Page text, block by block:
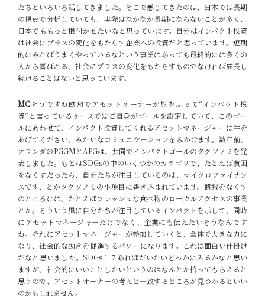
たちといろいろ話してきました。そこで感じてきたのは、日本では長期
の視点で分析していても、実際はなかなか長期にならないことが多く、
日本でももっと根付かせたいなと思っています。 自分はインパクト投資
は社会にプラスの変化をもたらす企業への投資だと思っています。短期
的にみればうまくやっているなという事業はあっても最終的には多くの
人から喜ばれる、社会にプラスの変化をもたらすものでなければ成長し
続けることはないと思っています。
MCそうですね欧州でアセットオーナーが旗をふって“インパクト投
資”と言っているケースではご自身がゴールを設定していて、このゴー
ルにあわせて、インパクト投資してくれるアセットマネージャーは手を
あげてください、みたいなコミュニケーションをみかけます。数年前、
オランダのPGGMとAPGは、共同でインパクトゴールのタクソノミを発
表しました。もとはSDGsの中のいくつかのカテゴリで、たとえば貧困
をなくすだったら、自分たちが注目しているのは、マイクロファイナン
スです、とかタクソノミの小項目に書き込まれています。飢餓をなくす
のところには、たとえばフレッシュな食べ物のローカルアクセスの事業
とか。そういう風に自分たちが注目しているインパクトを示して、同時
にアセットマネージャーだけでなく、企業にも伝えたいそうなんです
ね。それにアセットマネージャーが参加していくと、全体で大きな力に
なり、社会的な動きを促進するパワーになります。これは面白い仕掛け
だなと思いました。SDGs１７あればだいたいどっかに入るかなと思い
ますが、社会的にいいことしたいというのはなんとか拾ってもらえると
思うので、アセットオーナーの考えと一致するところが見つかるといい
のかもしれません。